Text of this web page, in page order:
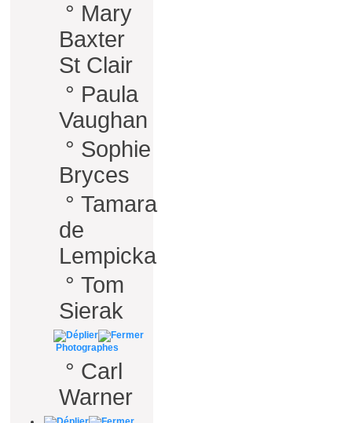
° Mary
Baxter
St Clair
° Paula
Vaughan
° Sophie
Bryces
° Tamara
de
Lempicka
° Tom
Sierak
Photographes
° Carl
Warner